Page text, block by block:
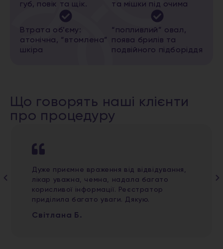
губ, повік та щік.
та мішки під очима
Втрата об’єму:
атонічна, “втомлена”
шкіра
“попливлий” овал,
поява брилів та
подвійного підборіддя
Що говорять наші клієнти
про процедуру
Дуже приємне враження від відвідування,
лікар уважна, чемна, надала багато
корисливої інформації. Реєстратор
приділила багато уваги. Дякую.
Світлана Б.